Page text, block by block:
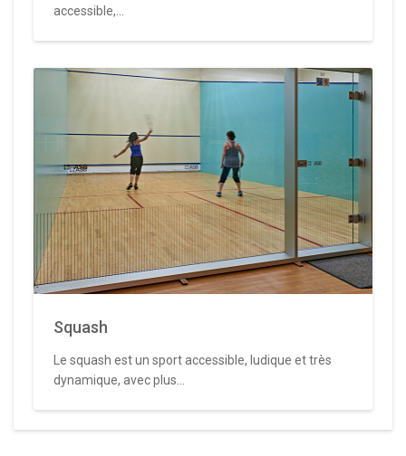
accessible,...
Squash
Le squash est un sport accessible, ludique et très
dynamique, avec plus...